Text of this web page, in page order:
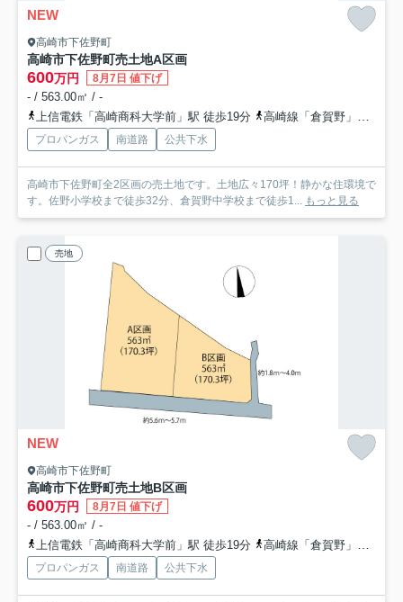
NEW
高崎市下佐野町
高崎市下佐野町売土地A区画
600万円 8月7日 値下げ
- / 563.00㎡ / -
上信電鉄「高崎商科大学前」駅 徒歩19分
高崎線「倉賀野」駅 徒歩24分
プロパンガス 南道路 公共下水
高崎市下佐野町全2区画の売土地です。土地広々170坪！静かな住環境で
す。佐野小学校まで徒歩32分、倉賀野中学校まで徒歩1...
もっと見る
売地
NEW
高崎市下佐野町
高崎市下佐野町売土地B区画
600万円 8月7日 値下げ
- / 563.00㎡ / -
上信電鉄「高崎商科大学前」駅 徒歩19分
高崎線「倉賀野」駅 徒歩24分
プロパンガス 南道路 公共下水